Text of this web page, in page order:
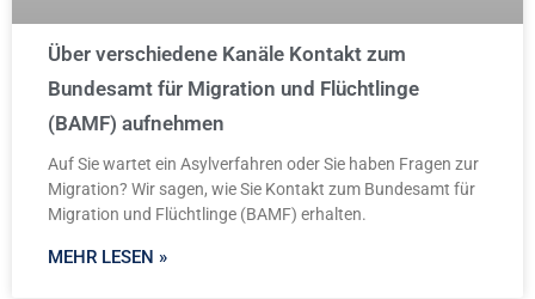
Über verschiedene Kanäle Kontakt zum
Bundesamt für Migration und Flüchtlinge
(BAMF) aufnehmen
Auf Sie wartet ein Asylverfahren oder Sie haben Fragen zur
Migration? Wir sagen, wie Sie Kontakt zum Bundesamt für
Migration und Flüchtlinge (BAMF) erhalten.
MEHR LESEN »